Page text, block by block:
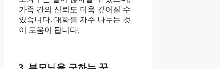
가족 간의 신뢰도 더욱 깊어질 수
있습니다. 대화를 자주 나누는 것
이 도움이 됩니다.